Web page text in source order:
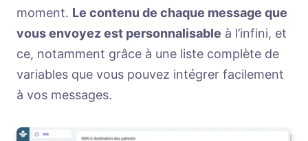
moment. Le contenu de chaque message que
vous envoyez est personnalisable à l’infini, et
ce, notamment grâce à une liste complète de
variables que vous pouvez intégrer facilement
à vos messages.